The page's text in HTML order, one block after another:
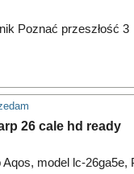
Poznać przeszłość 3
26 cale hd ready
Aqos, model lc-